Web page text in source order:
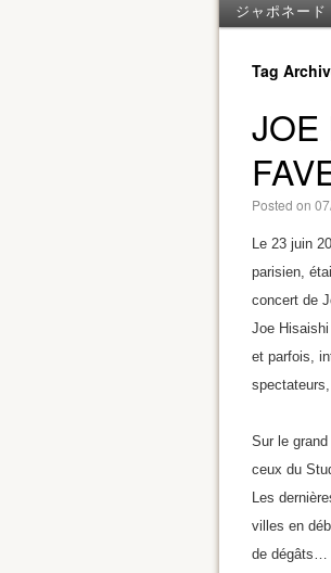
ジャポネード
Tag
JOE
Posted on
Le 23 juin
parisien,
concert de
Joe
et parfois,
Sur le
ceux du
Les
villes en
de dégâts…